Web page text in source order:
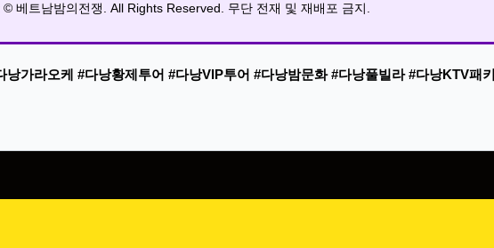
베트남밤의전쟁. All Rights Reserved. 무단 전재 및 재배포 금지.
낭가라오케 #다낭황제투어 #다낭VIP투어 #다낭밤문화 #다낭풀빌라 #다낭KTV패